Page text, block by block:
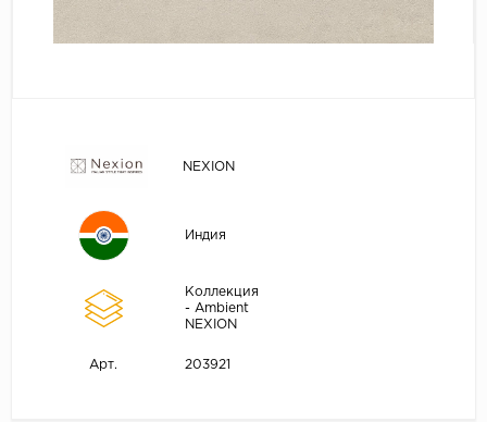
NEXION
Индия
Коллекция
- Ambient
NEXION
Арт. 203921